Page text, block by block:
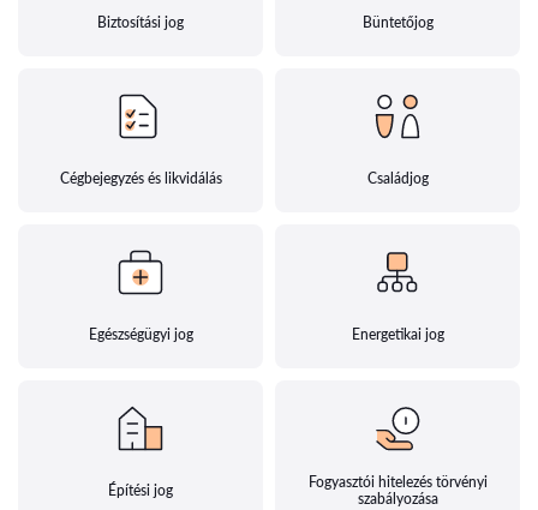
Biztosítási jog Büntetőjog
Cégbejegyzés és likvidálás Családjog
Egészségügyi jog Energetikai jog
Építési jog
Fogyasztói hitelezés törvényi
szabályozása